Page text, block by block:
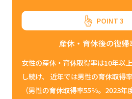
POINT 3
産休・育休後の復帰
女性の産休・育休取得率は10年以
し続け、 近年では男性の育休取得
（男性の育休取得率55%。2023年